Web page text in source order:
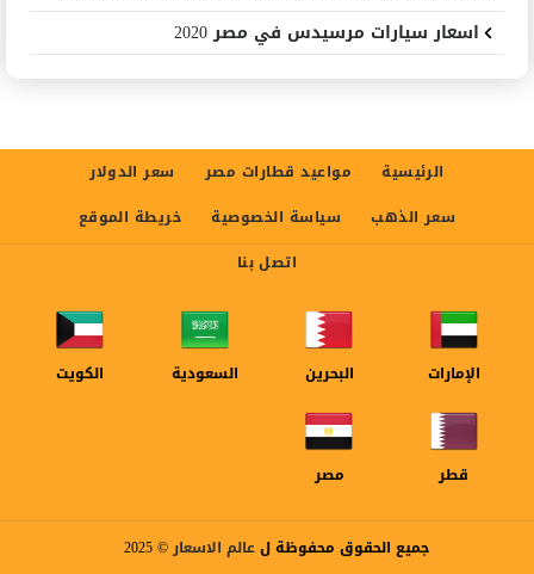
اسعار سيارات مرسيدس في مصر 2020
الرئيسية مواعيد قطارات مصر
سعر الدولار
سعر الذهب
سياسة الخصوصية
خريطة الموقع
اتصل بنا
الإمارات البحرين السعودية الكويت
قطر مصر
جميع الحقوق محفوظة لعالم الاسعار© 2025